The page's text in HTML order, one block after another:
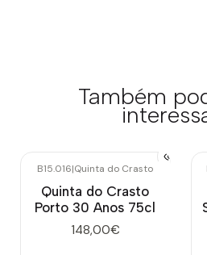
Também
B15.016|Quinta do Crasto
Quinta do Crasto
Porto 30 Anos 75cl
148,00€